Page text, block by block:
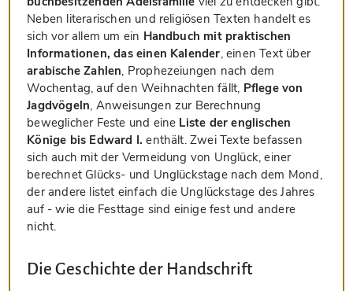
Neben literarischen und religiösen Texten handelt es
sich vor allem um ein Handbuch mit praktischen
Informationen, das einen Kalender, einen Text über
arabische Zahlen, Prophezeiungen nach dem
Wochentag, auf den Weihnachten fällt, Pflege von
Jagdvögeln, Anweisungen zur Berechnung
beweglicher Feste und eine Liste der englischen
Könige bis Edward I. enthält. Zwei Texte befassen
sich auch mit der Vermeidung von Unglück, einer
berechnet Glücks- und Unglückstage nach dem Mond,
der andere listet einfach die Unglückstage des Jahres
auf - wie die Festtage sind einige fest und andere
nicht.
Die Geschichte der Handschrift